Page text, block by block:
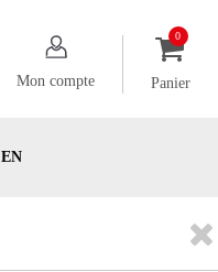
Mon compte Panier
EN